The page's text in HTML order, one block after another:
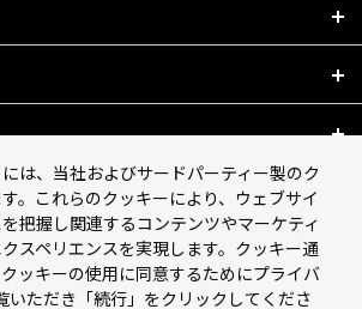
は、当社およびサードパーティー製のク
。これらのクッキーにより、ウェブサイ
把握し関連するコンテンツやマーケティ
スペリエンスを実現します。クッキー通
ッキーの使用に同意するためにプライバ
いただき「続行」をクリックしてくださ
て